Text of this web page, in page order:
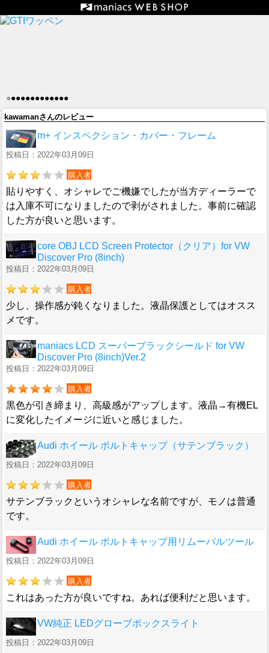
●●●●●●●●●●●●●
kawamanさんのレビュー
m+ インスペクション・カバー・フレーム
投稿日：2022年03月09日
購入者
貼りやすく、オシャレでご機嫌でしたが当方ディーラーで
は入庫不可になりましたので剥がされました。事前に確認
した方が良いと思います。
core OBJ LCD Screen Protector（クリア）for VW
Discover Pro (8inch)
投稿日：2022年03月09日
購入者
少し、操作感が鈍くなりました。液晶保護としてはオスス
メです。
maniacs LCD スーパーブラックシールド for VW
Discover Pro (8inch)Ver.2
投稿日：2022年03月09日
購入者
黒色が引き締まり、高級感がアップします。液晶→有機EL
に変化したイメージに近いと感じました。
Audi ホイール ボルトキャップ（サテンブラック）
投稿日：2022年03月09日
購入者
サテンブラックというオシャレな名前ですが、モノは普通
です。
Audi ホイール ボルトキャップ用リムーバルツール
投稿日：2022年03月09日
購入者
これはあった方が良いですね。あれば便利だと思います。
VW純正 LEDグローブボックスライト
投稿日：2022年03月09日